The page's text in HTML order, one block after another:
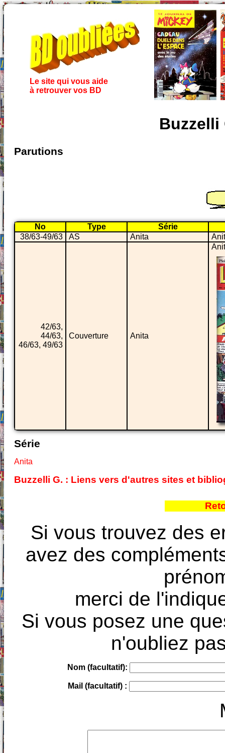
Le site qui vous aide
à retrouver vos BD
Parutions
No Type
Série
38/63-49/63
AS Anita
42/63,
44/63,
46/63, 49/63
Couverture Anita
Série
Anita
Buzzelli G. : Liens vers d'autres sites et
Si vous trouvez des
avez des
merci de
Si vous posez une
n'oubliez
Nom (facultatif):
Mail (facultatif) :